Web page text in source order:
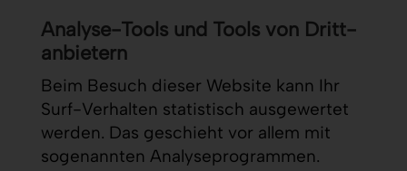
Analyse-Tools und Tools von Dritt­
anbietern
Beim Besuch dieser Website kann Ihr
Surf-Verhalten statistisch ausgewertet
werden. Das geschieht vor allem mit
sogenannten Analyseprogrammen.